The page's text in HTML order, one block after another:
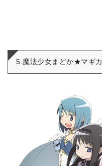
5.魔法少女まどか★マギカ